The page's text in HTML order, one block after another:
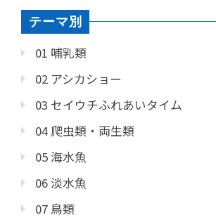
テーマ別
01 哺乳類
02 アシカショー
03 セイウチふれあいタイム
04 爬虫類・両生類
05 海水魚
06 淡水魚
07 鳥類